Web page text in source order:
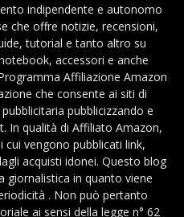
indipendente e autonomo
che offre notizie, recensioni,
tutorial e tanto altro su
accessori e anche
Affiliazione Amazon
che consente ai siti di
pubblicizzando e
In qualità di Affiliato Amazon,
vengono pubblicati link,
acquisti idonei. Questo blog
giornalistica in quanto viene
. Non può pertanto
ai sensi della legge n° 62